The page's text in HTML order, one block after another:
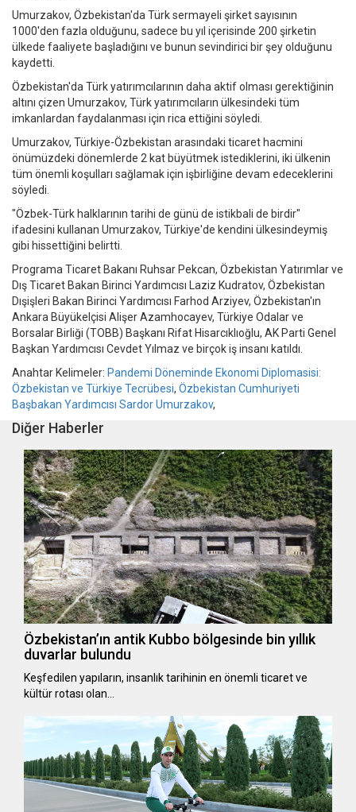
Umurzakov, Özbekistan'da Türk sermayeli şirket sayısının
1000'den fazla olduğunu, sadece bu yıl içerisinde 200 şirketin
ülkede faaliyete başladığını ve bunun sevindirici bir şey olduğunu
kaydetti.
Özbekistan'da Türk yatırımcılarının daha aktif olması gerektiğinin
altını çizen Umurzakov, Türk yatırımcıların ülkesindeki tüm
imkanlardan faydalanması için rica ettiğini söyledi.
Umurzakov, Türkiye-Özbekistan arasındaki ticaret hacmini
önümüzdeki dönemlerde 2 kat büyütmek istediklerini, iki ülkenin
tüm önemli koşulları sağlamak için işbirliğine devam edeceklerini
söyledi.
"Özbek-Türk halklarının tarihi de günü de istikbali de birdir"
ifadesini kullanan Umurzakov, Türkiye'de kendini ülkesindeymiş
gibi hissettiğini belirtti.
Programa Ticaret Bakanı Ruhsar Pekcan, Özbekistan Yatırımlar ve
Dış Ticaret Bakan Birinci Yardımcısı Laziz Kudratov, Özbekistan
Dışişleri Bakan Birinci Yardımcısı Farhod Arziyev, Özbekistan'ın
Ankara Büyükelçisi Alişer Azamhocayev, Türkiye Odalar ve
Borsalar Birliği (TOBB) Başkanı Rifat Hisarcıklıoğlu, AK Parti Genel
Başkan Yardımcısı Cevdet Yılmaz ve birçok iş insanı katıldı.
Anahtar Kelimeler: Pandemi Döneminde Ekonomi Diplomasisi:
Özbekistan ve Türkiye Tecrübesi, Özbekistan Cumhuriyeti
Başbakan Yardımcısı Sardor Umurzakov,
Diğer Haberler
Özbekistan’ın antik Kubbo bölgesinde bin yıllık
duvarlar bulundu
Keşfedilen yapıların, insanlık tarihinin en önemli ticaret ve
kültür rotası olan…